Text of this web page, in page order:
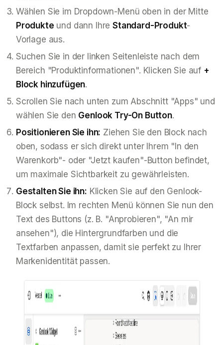
Wählen Sie im Dropdown-Menü oben in der Mitte
Produkte und dann IhreStandard-Produkt-
Vorlage aus.
Suchen Sie in der linken Seitenleiste nach dem
Bereich "Produktinformationen". Klicken Sie auf +
Block hinzufügen.
Scrollen Sie nach unten zum Abschnitt "Apps" und
wählen Sie den Genlook Try-On Button.
Positionieren Sie ihn: Ziehen Sie den Block nach
oben, sodass er sich direkt unter Ihrem "In den
Warenkorb"- oder "Jetzt kaufen"-Button befindet,
um maximale Sichtbarkeit zu gewährleisten.
Gestalten Sie ihn: Klicken Sie auf den Genlook-
Block selbst. Im rechten Menü können Sie nun den
Text des Buttons (z. B. "Anprobieren", "An mir
ansehen"), die Hintergrundfarben und die
Textfarben anpassen, damit sie perfekt zu Ihrer
Markenidentität passen.